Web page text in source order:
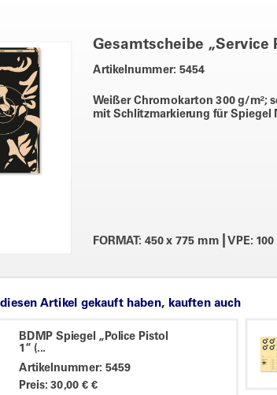
Gesamtscheibe „Service
Artikelnummer: 5454
Weißer Chromokarton 300 g/m²;
mit Schlitzmarkierung für Spiegel
FORMAT: 450 x 775 mm VPE:
Artikel gekauft haben, kauften auch
BDMP Spiegel „Police Pistol
1“ (...
Artikelnummer: 5459
Preis: 30,00 € €